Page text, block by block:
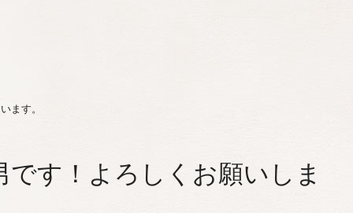
ます。
す！よろしくお願いしま